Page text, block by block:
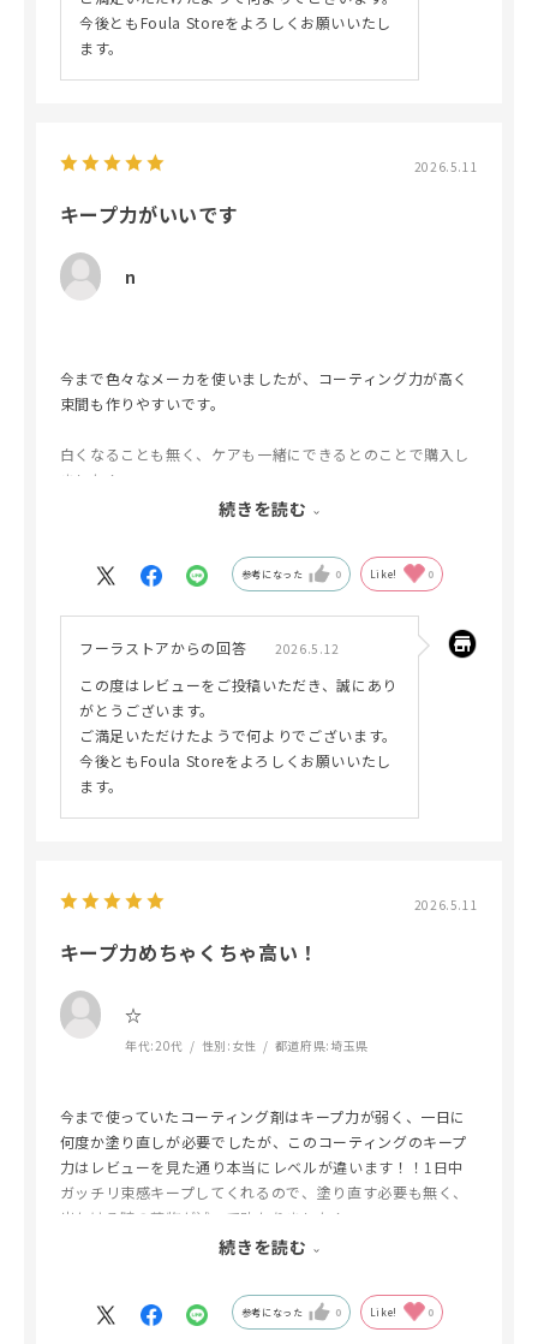
今後ともFoula Storeをよろしくお願いいたし
ます。
2026.5.11
キープ力がいいです
n
今まで色々なメーカを使いましたが、コーティング力が高く
束間も作りやすいです。
白くなることも無く、ケアも一緒にできるとのことで購入し
ました！
続きを読む
参考になった 0 Like! 0
フーラストアからの回答 2026.5.12
この度はレビューをご投稿いただき、誠にあり
がとうございます。
ご満足いただけたようで何よりでございます。
今後ともFoula Storeをよろしくお願いいたし
ます。
2026.5.11
キープ力めちゃくちゃ高い！
‪☆
年代:20代 性別: 女性 都道府県: 埼玉県
今まで使っていたコーティング剤はキープ力が弱く、一日に
何度か塗り直しが必要でしたが、このコーティングのキープ
力はレビューを見た通り本当にレベルが違います！！1日中
ガッチリ束感キープしてくれるので、塗り直す必要も無く、
出かける時の荷物が減って助かりました！
入ってる成分もめちゃくちゃ良さそうなのでリピート確
続きを読む
参考になった 0 Like! 0